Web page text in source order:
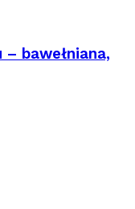
bawełniana,